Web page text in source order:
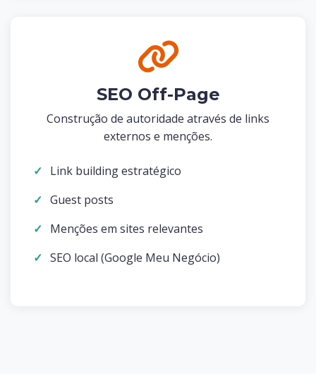
SEO Off-Page
Construção de autoridade através de links
externos e menções.
Link building estratégico
Guest posts
Menções em sites relevantes
SEO local (Google Meu Negócio)